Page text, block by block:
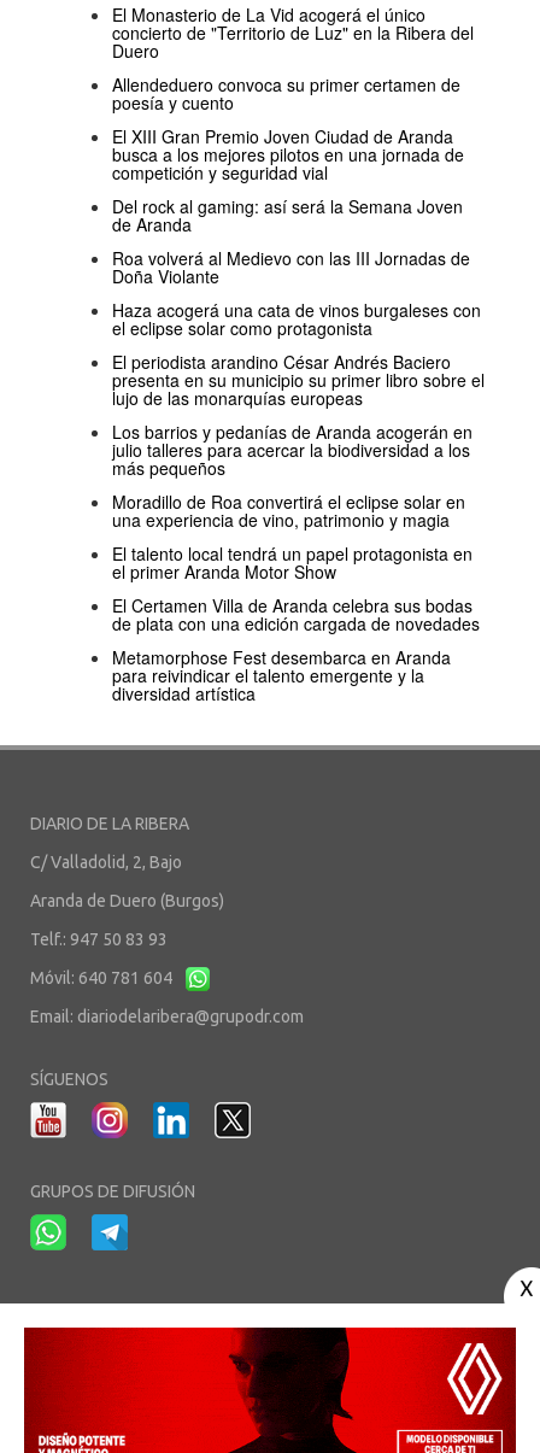
El Monasterio de La Vid acogerá el único
concierto de "Territorio de Luz" en la Ribera del
Duero
Allendeduero convoca su primer certamen de
poesía y cuento
El XIII Gran Premio Joven Ciudad de Aranda
busca a los mejores pilotos en una jornada de
competición y seguridad vial
Del rock al gaming: así será la Semana Joven
de Aranda
Roa volverá al Medievo con las III Jornadas de
Doña Violante
Haza acogerá una cata de vinos burgaleses con
el eclipse solar como protagonista
El periodista arandino César Andrés Baciero
presenta en su municipio su primer libro sobre el
lujo de las monarquías europeas
Los barrios y pedanías de Aranda acogerán en
julio talleres para acercar la biodiversidad a los
más pequeños
Moradillo de Roa convertirá el eclipse solar en
una experiencia de vino, patrimonio y magia
El talento local tendrá un papel protagonista en
el primer Aranda Motor Show
El Certamen Villa de Aranda celebra sus bodas
de plata con una edición cargada de novedades
Metamorphose Fest desembarca en Aranda
para reivindicar el talento emergente y la
diversidad artística
DIARIO DE LA RIBERA
C/ Valladolid, 2, Bajo
Aranda de Duero (Burgos)
Telf.: 947 50 83 93
Móvil: 640 781 604
Email: diariodelaribera@grupodr.com
SÍGUENOS
GRUPOS DE DIFUSIÓN
Aviso Legal - Política de Privacidad -Política de Cookies Área privada